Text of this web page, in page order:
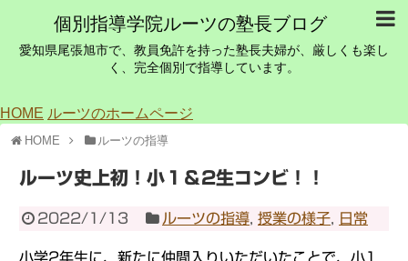
個別指導学院ルーツの塾長ブログ
愛知県尾張旭市で、教員免許を持った塾長夫婦が、厳しくも楽し
く、完全個別で指導しています。
HOME ルーツのホームページ
HOME ルーツの指導
ルーツ史上初！小１＆2生コンビ！！
2022/1/13 ルーツの指導 ,授業の様子 日常
小学2年生に、新たに仲間入りいただいたことで、小1